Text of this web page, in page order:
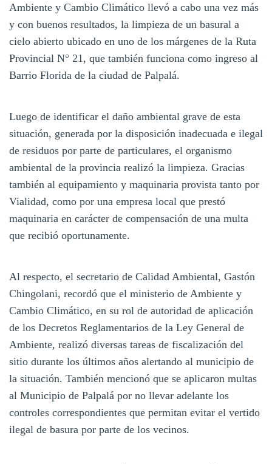
Ambiente y Cambio Climático llevó a cabo una vez más
y con buenos resultados, la limpieza de un basural a
cielo abierto ubicado en uno de los márgenes de la Ruta
Provincial N° 21, que también funciona como ingreso al
Barrio Florida de la ciudad de Palpalá.
Luego de identificar el daño ambiental grave de esta
situación, generada por la disposición inadecuada e ilegal
de residuos por parte de particulares, el organismo
ambiental de la provincia realizó la limpieza. Gracias
también al equipamiento y maquinaria provista tanto por
Vialidad, como por una empresa local que prestó
maquinaria en carácter de compensación de una multa
que recibió oportunamente.
Al respecto, el secretario de Calidad Ambiental, Gastón
Chingolani, recordó que el ministerio de Ambiente y
Cambio Climático, en su rol de autoridad de aplicación
de los Decretos Reglamentarios de la Ley General de
Ambiente, realizó diversas tareas de fiscalización del
sitio durante los últimos años alertando al municipio de
la situación. También mencionó que se aplicaron multas
al Municipio de Palpalá por no llevar adelante los
controles correspondientes que permitan evitar el vertido
ilegal de basura por parte de los vecinos.